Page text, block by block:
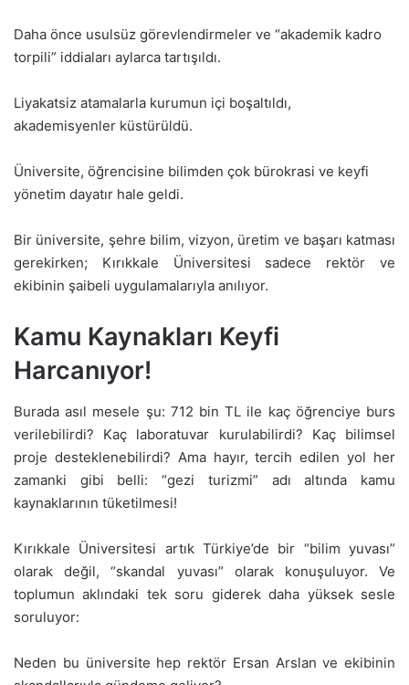
Daha önce usulsüz görevlendirmeler ve “akademik kadro
torpili” iddiaları aylarca tartışıldı.
Liyakatsiz atamalarla kurumun içi boşaltıldı,
akademisyenler küstürüldü.
Üniversite, öğrencisine bilimden çok bürokrasi ve keyfi
yönetim dayatır hale geldi.
Bir üniversite, şehre bilim, vizyon, üretim ve başarı katması
gerekirken; Kırıkkale Üniversitesi sadece rektör ve
ekibinin şaibeli uygulamalarıyla anılıyor.
Kamu Kaynakları Keyfi
Harcanıyor!
Burada asıl mesele şu: 712 bin TL ile kaç öğrenciye burs
verilebilirdi? Kaç laboratuvar kurulabilirdi? Kaç bilimsel
proje desteklenebilirdi? Ama hayır, tercih edilen yol her
zamanki gibi belli: “gezi turizmi” adı altında kamu
kaynaklarının tüketilmesi!
Kırıkkale Üniversitesi artık Türkiye’de bir “bilim yuvası”
olarak değil, “skandal yuvası” olarak konuşuluyor. Ve
toplumun aklındaki tek soru giderek daha yüksek sesle
soruluyor:
Neden bu üniversite hep rektör Ersan Arslan ve ekibinin